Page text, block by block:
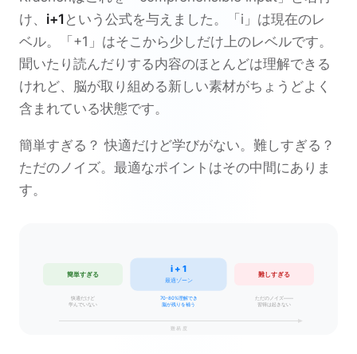
け、 i+1 という公式を与えました。「i」は現在のレ
ベル。「+1」はそこから少しだけ上のレベルです。
聞いたり読んだりする内容のほとんどは理解できる
けれど、脳が取り組める新しい素材がちょうどよく
含まれている状態です。
簡単すぎる？ 快適だけど学びがない。難しすぎる？
ただのノイズ。最適なポイントはその中間にありま
す。
簡単すぎる
i + 1
最適ゾーン
難しすぎる
快適だけど
学んでいない
70-80%理解でき
脳が残りを補う
ただのノイズ——
習得は起きない
難易度